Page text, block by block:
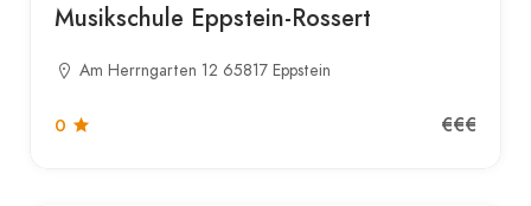
Musikschule Eppstein-Rossert
Am Herrngarten 12 65817 Eppstein
0 €€€